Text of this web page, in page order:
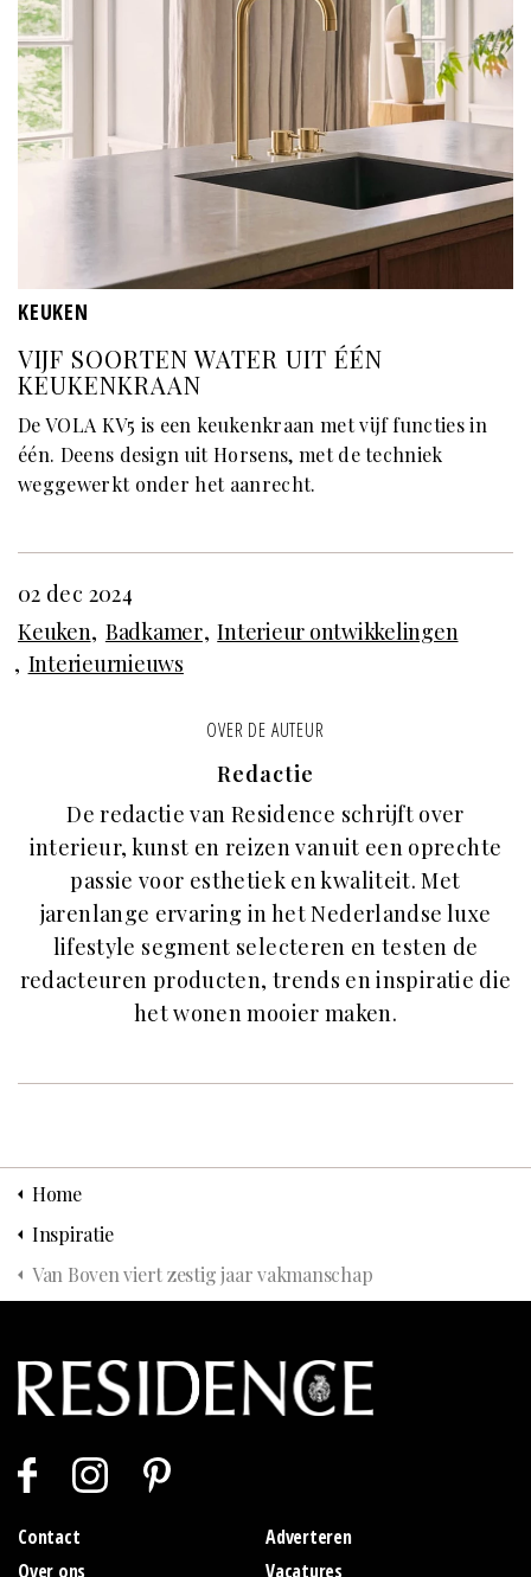
KEUKEN
VIJF SOORTEN WATER UIT ÉÉN
KEUKENKRAAN
De VOLA KV5 is een keukenkraan met vijf functies in
één. Deens design uit Horsens, met de techniek
weggewerkt onder het aanrecht.
02 dec 2024
Keuken Badkamer Interieur ontwikkelingen
Interieurnieuws
OVER DE AUTEUR
Redactie
De redactie van Residence schrijft over
interieur, kunst en reizen vanuit een oprechte
passie voor esthetiek en kwaliteit. Met
jarenlange ervaring in het Nederlandse luxe
lifestyle segment selecteren en testen de
redacteuren producten, trends en inspiratie die
het wonen mooier maken.
Home
Inspiratie
Van Boven viert zestig jaar vakmanschap
Contact
Adverteren
Over ons
Vacatures